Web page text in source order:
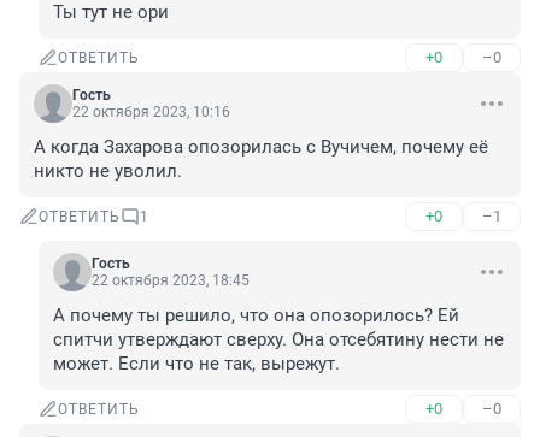
Ты тут не ори
ОТВЕТИТЬ +0 –0
Гость
22 октября 2023, 10:16
А когда Захарова опозорилась с Вучичем, почему её
никто не уволил.
ОТВЕТИТЬ 1 +0 –1
Гость
22 октября 2023, 18:45
А почему ты решило, что она опозорилось? Ей
спитчи утверждают сверху. Она отсебятину нести не
может. Если что не так, вырежут.
ОТВЕТИТЬ +0 –0